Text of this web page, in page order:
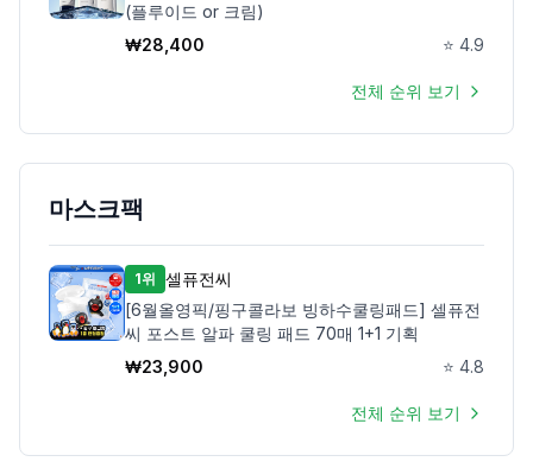
(플루이드 or 크림)
₩28,400 ⭐ 4.9
전체 순위 보기
마스크팩
1위 셀퓨전씨
[6월올영픽/핑구콜라보 빙하수쿨링패드] 셀퓨전
씨 포스트 알파 쿨링 패드 70매 1+1 기획
₩23,900 ⭐ 4.8
전체 순위 보기